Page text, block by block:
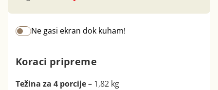
Ne gasi ekran dok kuham!
Koraci pripreme
Težina za 4 porcije– 1,82 kg